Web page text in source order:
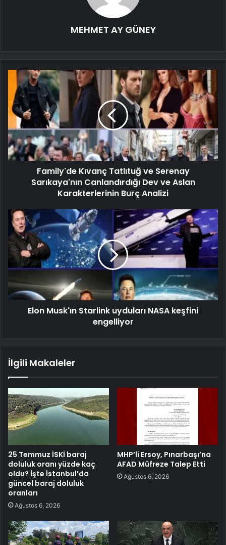
MEHMET AY GÜNEY
Family'de Kıvanç Tatlıtuğ ve Serenay
Sarıkaya'nın Canlandırdığı Dev ve Aslan
Karakterlerinin Burç Analizi
Elon Musk'ın Starlink uyduları NASA keşfini
engelliyor
İlgili Makaleler
25 Temmuz İSKİ baraj
doluluk oranı yüzde kaç
oldu? İşte İstanbul’da
güncel baraj doluluk
oranları
Ağustos 6, 2026
MHP’li Ersoy, Pınarbaşı’na
AFAD Müfreze Talep Etti
Ağustos 6, 2026